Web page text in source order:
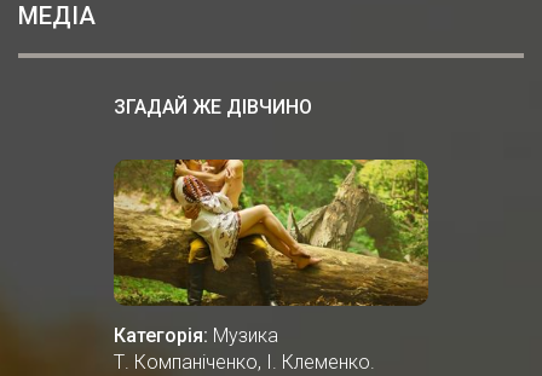
МЕДІА
ЗГАДАЙ ЖЕ ДІВЧИНО
Категорія: Музика
Т. Компаніченко, І. Клеменко.